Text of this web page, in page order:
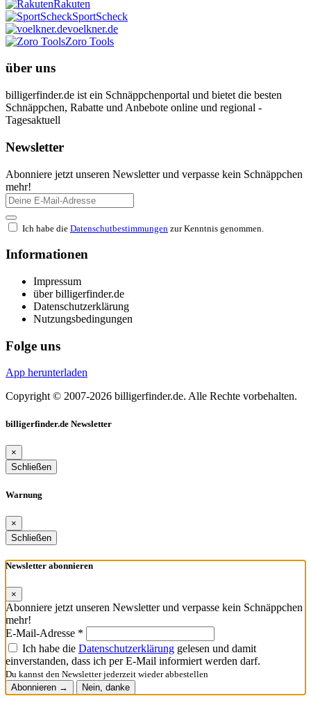
Rakuten
SportScheck
voelkner.de
Zoro Tools
über uns
billigerfinder.de ist ein Schnäppchenportal und bietet die besten
Schnäppchen, Rabatte und Anbebote online und regional -
Tagesaktuell
Newsletter
Abonniere jetzt unseren Newsletter und verpasse kein Schnäppchen
mehr!
Ich habe die Datenschutbestimmungen zur Kenntnis genommen.
Informationen
Impressum
über billigerfinder.de
Datenschutzerklärung
Nutzungsbedingungen
Folge uns
App herunterladen
Copyright © 2007-2026 billigerfinder.de. Alle Rechte vorbehalten.
billigerfinder.de Newsletter
×
Schließen
Warnung
×
Schließen
Newsletter abonnieren
×
Abonniere jetzt unseren Newsletter und verpasse kein Schnäppchen
mehr!
E-Mail-Adresse *
Ich habe die Datenschutzerklärung gelesen und damit
einverstanden, dass ich per E-Mail informiert werden darf.
Du kannst den Newsletter jederzeit wieder abbestellen
Abonnieren →
Nein, danke